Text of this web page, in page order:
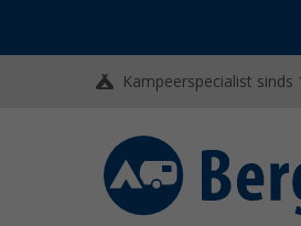
Kampeerspecialist sinds